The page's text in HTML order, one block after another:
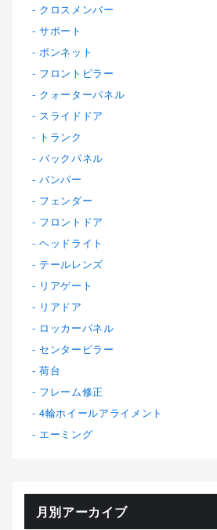
クロスメンバー
サポート
ボンネット
フロントピラー
クォーターパネル
スライドドア
トランク
バックパネル
バンパー
フェンダー
フロントドア
ヘッドライト
テールレンズ
リアゲート
リアドア
ロッカーパネル
センターピラー
荷台
フレーム修正
4輪ホイールアライメント
エーミング
月別アーカイブ